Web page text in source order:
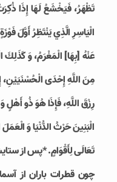
تَظْهَرُ، فَيَخْشَعُ لَهَا إِذَا
الْيَاسِرِ الَّذِي يَنْتَظِرُ أَوَّلَ
عَنْهُ [بِهَا] الْمَغْرَمُ، وَ كَذَلِكَ
مِنَ اللَّهِ إِحْدَى الْحُسْنَيَيْنِ،
رِزْقَ اللَّهِ، فَإِذَا هُوَ ذُو
الْبَنِينَ حَرْثُ الدُّنْيَا وَ
تَعَالَى لِأَقْوَامٍ. *پس از
چون قطرات باران از